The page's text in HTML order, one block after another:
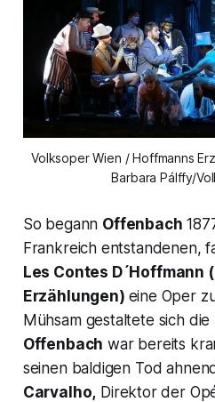
Volksoper Wien / Hoffmanns
Barbara Pálffy/
So begann Offenbach
Frankreich entstandenen,
Les Contes D´Hoffmann
Erzählungen) eine Oper
Mühsam gestaltete sich
Offenbach war bereits
seinen baldigen Tod
Carvalho, Direktor der